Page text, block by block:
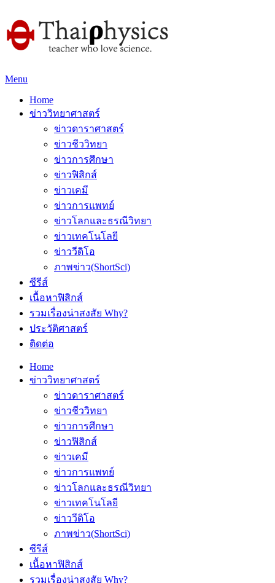
Menu
Home
ข่าววิทยาศาสตร์
ข่าวดาราศาสตร์
ข่าวชีววิทยา
ข่าวการศึกษา
ข่าวฟิสิกส์
ข่าวเคมี
ข่าวการแพทย์
ข่าวโลกและธรณีวิทยา
ข่าวเทคโนโลยี
ข่าววีดิโอ
ภาพข่าว(ShortSci)
ซีรีส์
เนื้อหาฟิสิกส์
รวมเรื่องน่าสงสัย Why?
ประวัติศาสตร์
ติดต่อ
Home
ข่าววิทยาศาสตร์
ข่าวดาราศาสตร์
ข่าวชีววิทยา
ข่าวการศึกษา
ข่าวฟิสิกส์
ข่าวเคมี
ข่าวการแพทย์
ข่าวโลกและธรณีวิทยา
ข่าวเทคโนโลยี
ข่าววีดิโอ
ภาพข่าว(ShortSci)
ซีรีส์
เนื้อหาฟิสิกส์
รวมเรื่องน่าสงสัย Why?